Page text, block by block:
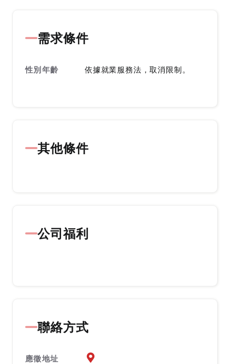
需求條件
性別年齡 依據就業服務法，取消限制。
其他條件
公司福利
聯絡方式
應徵地址 應徵地址地圖『另開新視窗』